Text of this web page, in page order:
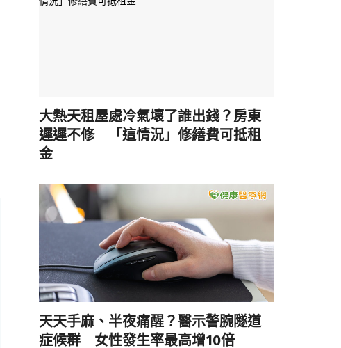
大熱天租屋處冷氣壞了誰出錢？房東
遲遲不修 「這情況」修繕費可抵租
金
天天手麻、半夜痛醒？醫示警腕隧道
症候群 女性發生率最高增10倍